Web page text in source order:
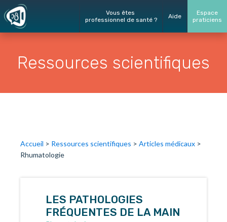
Vous êtes
professionnel de santé ?
Aide
Espace
praticiens
Ressources scientifiques
Accueil > Ressources scientifiques > Articles médicaux >
Rhumatologie
LES PATHOLOGIES
FRÉQUENTES DE LA MAIN